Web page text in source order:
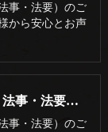
事・法要）のご
から安心とお声
岐阜市の仏事（葬儀・法事・法要）･浄土真宗本願寺派 志賀山 妙徳寺のお客様の声
事・法要）のご